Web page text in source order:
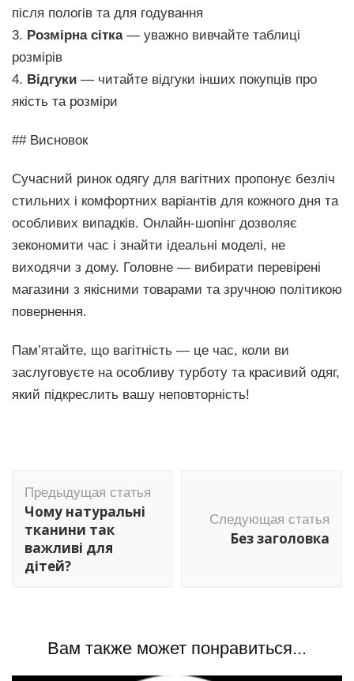
після пологів та для годування
3. Розмірна сітка— уважно вивчайте таблиці
розмірів
4. Відгуки — читайте відгуки інших покупців про
якість та розміри
## Висновок
Сучасний ринок одягу для вагітних пропонує безліч
стильних і комфортних варіантів для кожного дня та
особливих випадків. Онлайн-шопінг дозволяє
зекономити час і знайти ідеальні моделі, не
виходячи з дому. Головне — вибирати перевірені
магазини з якісними товарами та зручною політикою
повернення.
Пам’ятайте, що вагітність — це час, коли ви
заслуговуєте на особливу турботу та красивий одяг,
який підкреслить вашу неповторність!
по
записям
Предыдущая статья
Чому натуральні
тканини так
важливі для
дітей?
Следующая статья
Без заголовка
Вам также может понравиться...